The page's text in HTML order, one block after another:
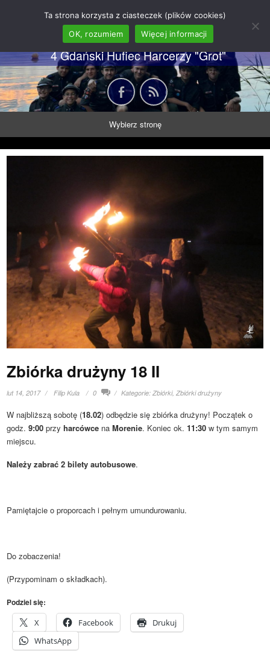
62 GDH "Orkan" im. gen.
Stanisława Sosabowskiego
4 Gdański Hufiec Harcerzy "Grot"
Wybierz stronę
Zbiórka drużyny 18 II
lut 14, 2017 Filip Kula 0 Kategorie:Zbiórki,Zbiórki drużyny
W najbliższą sobotę (18.02) odbędzie się zbiórka drużyny! Początek o
godz.9:00 przyharcówce naMorenie. Koniec ok.11:30 w tym samym
miejscu.
Należy zabrać 2 bilety autobusowe.
Pamiętajcie o proporcach i pełnym umundurowaniu.
Do zobaczenia!
(Przypominam o składkach).
Podziel się:
X
Facebook
Drukuj
WhatsApp
Ta strona korzysta z ciasteczek (plików cookies)
OK, rozumiem
Więcej informacji